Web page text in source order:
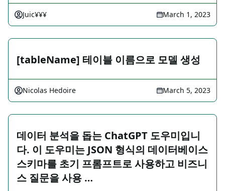
Juic¥¥¥ March 1, 2023
[tableName] 테이블 이름으로 모델 생성
Nicolas Hedoire March 5, 2023
데이터 분석을 돕는 ChatGPT 도우미입니
다. 이 도우미는 JSON 형식의 데이터베이스
스키마를 초기 프롬프트로 사용하고 비즈니
스 질문을 사용 …